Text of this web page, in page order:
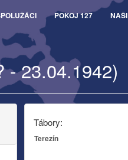
POKOJ 127 NAŠI
- 23.04.1942)
Tábory:
Terezín